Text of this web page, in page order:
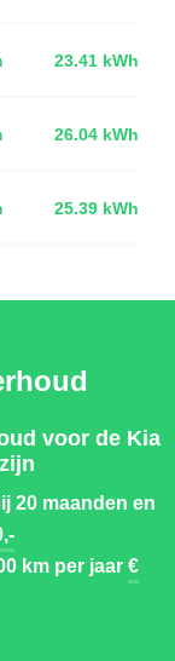
23.41 kWh
26.04 kWh
25.39 kWh
voor de Kia
20 maanden en
km per jaar€